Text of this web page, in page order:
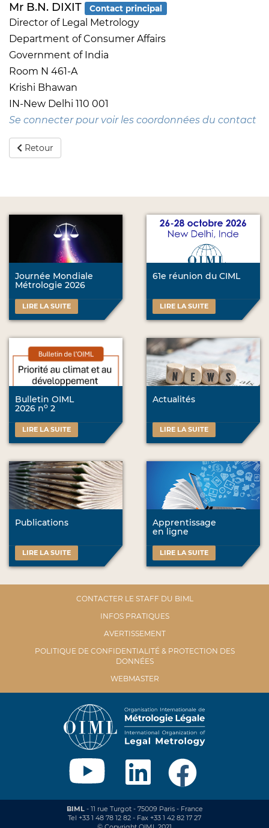
Mr B.N. DIXIT Contact principal
Director of Legal Metrology
Department of Consumer Affairs
Government of India
Room N 461-A
Krishi Bhawan
IN-New Delhi 110 001
Se connecter pour voir les coordonnées du contact
Retour
Journée Mondiale
Métrologie 2026
LIRE LA SUITE
61e réunion du CIML
LIRE LA SUITE
Bulletin OIML
2026 no 2
LIRE LA SUITE
Actualités
LIRE LA SUITE
Publications
LIRE LA SUITE
Apprentissage
en ligne
LIRE LA SUITE
CONTACTER LE STAFF DU BIML
INFOS PRATIQUES
AVERTISSEMENT
POLITIQUE DE CONFIDENTIALITÉ & PROTECTION DES
DONNÉES
WEBMASTER
BIML- 11 rue Turgot - 75009 Paris - France
Tel +33 1 48 78 12 82 - Fax +33 1 42 82 17 27